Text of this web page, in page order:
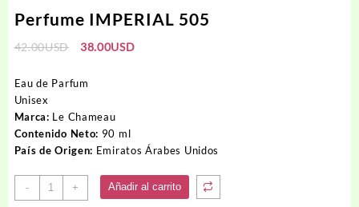
Perfume IMPERIAL 505
42.00USD
El
original
42.00USD.
38.00USDEl
Eau de Parfum
Unisex
Marca: Le Chameau
Contenido Neto: 90 ml
País de Origen: Emiratos Árabes Unidos
-
Perfume
IMPERIAL
+ Añadir al carrito